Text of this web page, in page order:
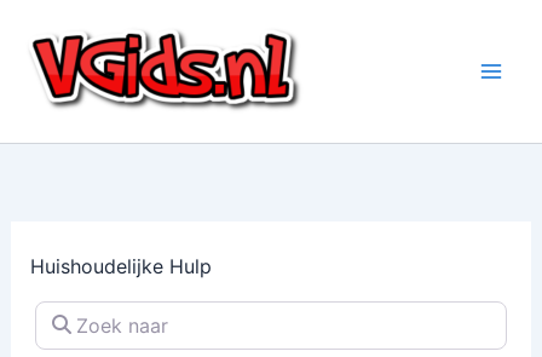
naar
inhoud
Huishoudelijke Hulp
Zoek naar